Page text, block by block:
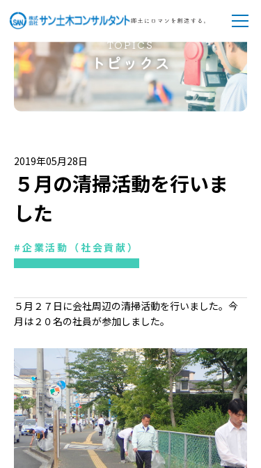
TOPICS
トピックス
2019年05月28日
５月の清掃活動を行いま
した
#企業活動（社会貢献）
５月２７日に会社周辺の清掃活動を行いました。今
月は２０名の社員が参加しました。